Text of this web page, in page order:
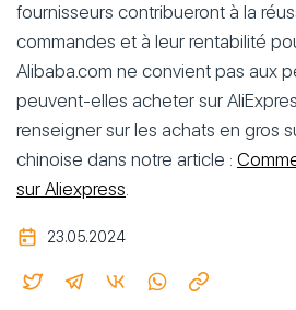
fournisseurs contribueront à la
commandes et à leur rentabilité
Alibaba.com ne convient pas aux
peuvent-elles acheter sur
renseigner sur les achats en gros
chinoise dans notre article :
sur Aliexpress.
23.05.2024